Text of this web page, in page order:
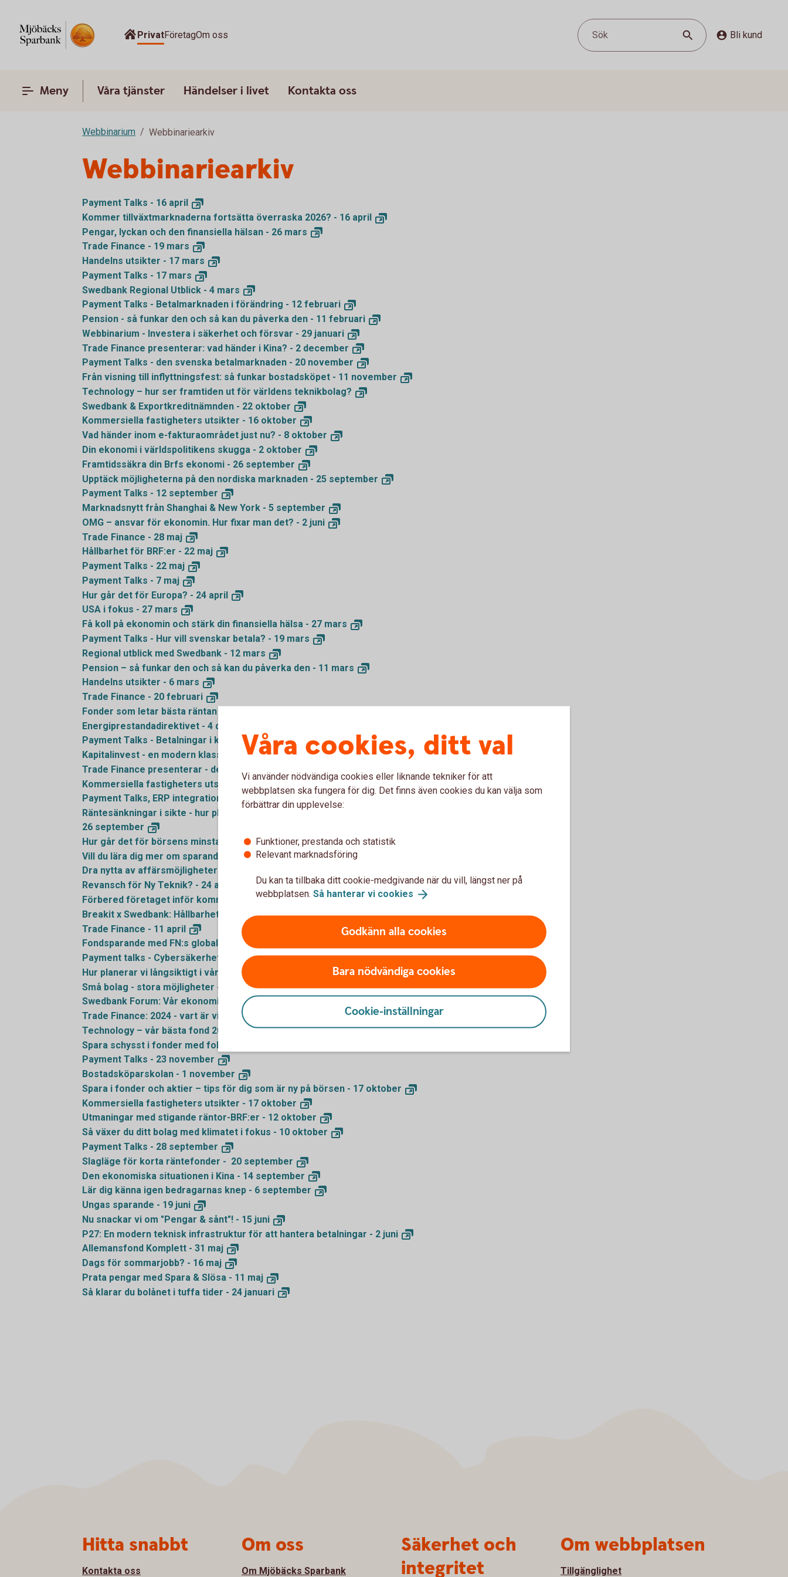
PrivatFöretagOm oss Sök Bli kund
Meny Våra tjänster Händelser i livet Kontakta oss
Webbinarium Webbinariearkiv
Webbinariearkiv
Payment Talks - 16 april
Kommer tillväxtmarknaderna fortsätta överraska 2026? - 16 april
Pengar, lyckan och den finansiella hälsan - 26 mars
Trade Finance - 19 mars
Handelns utsikter - 17 mars
Payment Talks - 17 mars
Swedbank Regional Utblick - 4 mars
Payment Talks - Betalmarknaden i förändring - 12 februari
Pension - så funkar den och så kan du påverka den - 11 februari
Webbinarium - Investera i säkerhet och försvar - 29 januari
Trade Finance presenterar: vad händer i Kina? - 2 december
Payment Talks - den svenska betalmarknaden - 20 november
Från visning till inflyttningsfest: så funkar bostadsköpet - 11 november
Technology – hur ser framtiden ut för världens teknikbolag?
Swedbank & Exportkreditnämnden - 22 oktober
Kommersiella fastigheters utsikter - 16 oktober
Vad händer inom e-fakturaområdet just nu? - 8 oktober
Din ekonomi i världspolitikens skugga - 2 oktober
Framtidssäkra din Brfs ekonomi - 26 september
Upptäck möjligheterna på den nordiska marknaden - 25 september
Payment Talks - 12 september
Marknadsnytt från Shanghai & New York - 5 september
OMG – ansvar för ekonomin. Hur fixar man det? - 2 juni
Trade Finance - 28 maj
Hållbarhet för BRF:er - 22 maj
Payment Talks - 22 maj
Payment Talks - 7 maj
Hur går det för Europa? - 24 april
USA i fokus - 27 mars
Få koll på ekonomin och stärk din finansiella hälsa - 27 mars
Payment Talks - Hur vill svenskar betala? - 19 mars
Regional utblick med Swedbank - 12 mars
Pension – så funkar den och så kan du påverka den - 11 mars
Handelns utsikter - 6 mars
Trade Finance - 20 februari
Fonder som letar bästa räntan - 23
Energiprestandadirektivet - 4 december
Payment Talks - Betalningar i kris och krig - 28november
Kapitalinvest - en modern klassiker - 29oktober
Trade Finance presenterar - det ekonomiska läget i Kina - 17
Kommersiella fastigheters utsikter - 10
Payment Talks, ERP integrationerna ökar - 3
oktober
Räntesänkningar i sikte - hur planerar vi långsiktigt i vår bostadsrättsförening?
26 september
Hur går det för börsens minsta bolag? 29maj
Vill du lära dig mer om sparande? - 27maj
Dra nytta av affärsmöjligheterna från den nya hållbarhetsregleringen - 15
Revansch för Ny Teknik? - 24 april
Förbered företaget inför kommande lagkrav kopplat till hållbarhet! - 17april
Breakit x Swedbank: Hållbarhet som affärsstrategi - 16april
Trade Finance - 11 april
Fondsparande med FN:s globala mål i fokus - 21
Payment talks - Cybersäkerhet - 19
mars
Hur planerar vi långsiktigt i vår bostadsrättsförening? - 7mars
Små bolag - stora möjligheter - 21
februari
Swedbank Forum: Vår ekonomi och omvärld - 20
Trade Finance: 2024 - vart är vi på väg? - 8
Technology – vår bästa fond 2023 - 18januari
Spara schysst i fonder med fokus på klimatet - 29
Payment Talks - 23 november
Bostadsköparskolan - 1 november
Spara i fonder och aktier – tips för dig som är ny på börsen - 17 oktober
Kommersiella fastigheters utsikter - 17 oktober
Utmaningar med stigande räntor-BRF:er - 12 oktober
Så växer du ditt bolag med klimatet i fokus - 10 oktober
Payment Talks - 28 september
Slagläge för korta räntefonder - 20 september
Den ekonomiska situationen i Kina - 14 september
Lär dig känna igen bedragarnas knep - 6 september
Ungas sparande - 19 juni
Nu snackar vi om "Pengar & sånt"! - 15 juni
P27: En modern teknisk infrastruktur för att hantera betalningar - 2 juni
Allemansfond Komplett - 31 maj
Dags för sommarjobb? - 16 maj
Prata pengar med Spara & Slösa - 11 maj
Så klarar du bolånet i tuffa tider - 24 januari
Våra cookies, ditt val
Vi använder nödvändiga cookies eller liknande tekniker för att
webbplatsen ska fungera för dig. Det finns även cookies du kan välja som
förbättrar din upplevelse:
Funktioner, prestanda och statistik
Relevant marknadsföring
Du kan ta tillbaka ditt cookie-medgivande när du vill, längst ner på
webbplatsen. Så hanterar vi cookies
Godkänn alla cookies
Bara nödvändiga cookies
Cookie-inställningar
Hitta snabbt
Kontakta oss
Om oss
Om Mjöbäcks Sparbank
Säkerhet och
integritet
Om webbplatsen
Tillgänglighet